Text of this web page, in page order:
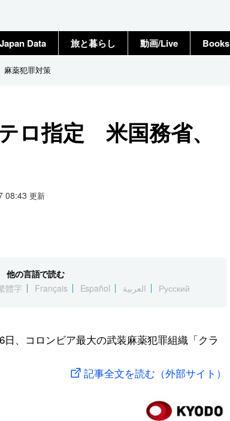
Japan Data 旅と暮らし 動画/Live Books
麻薬犯罪対策
ロ指定 米国務省、
08:43 更新
他の言語で読む
體字 Français Español العربية Русский
日、コロンビア最大の武装麻薬犯罪組織「クラ
記事全文を読む（外部サイト）